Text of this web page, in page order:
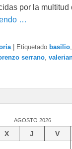
por la multitud
…
Etiquetado basilio
serrano,
AGOSTO 2026
X J V